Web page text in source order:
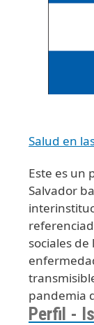
Salud en
Este es un
Salvador
sociales
pandemia
Perfil -